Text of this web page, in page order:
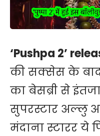
‘Pushpa 2’
की सक्सेस के बाद
का बेसब्री से
सुपरस्टार अल्लु
मंदाना स्टारर